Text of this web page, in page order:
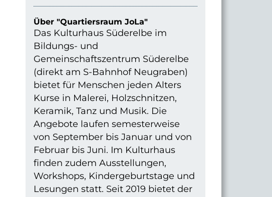
Über "Quartiersraum JoLa"
Das Kulturhaus Süderelbe im
Bildungs- und
Gemeinschaftszentrum Süderelbe
(direkt am S-Bahnhof Neugraben)
bietet für Menschen jeden Alters
Kurse in Malerei, Holzschnitzen,
Keramik, Tanz und Musik. Die
Angebote laufen semesterweise
von September bis Januar und von
Februar bis Juni. Im Kulturhaus
finden zudem Ausstellungen,
Workshops, Kindergeburtstage und
Lesungen statt. Seit 2019 bietet der